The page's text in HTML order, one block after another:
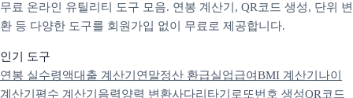
무료 온라인 유틸리티 도구 모음. 연봉 계산기, QR코드 생성, 단위 변
환 등 다양한 도구를 회원가입 없이 무료로 제공합니다.
인기 도구
연봉 실수령액대출 계산기 연말정산 환급실업급여BMI 계산기 나이
계산기 평수 계산기 음력양력 변환사다리타기 로또번호 생성QR코드